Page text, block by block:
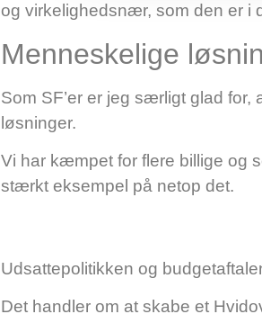
og virkelighedsnær, som den er i
Menneskelige
Som SF’er er jeg særligt glad
løsninger.
Vi har kæmpet for flere billige og
stærkt eksempel på netop det.
Udsattepolitikken og
Det handler om at skabe et